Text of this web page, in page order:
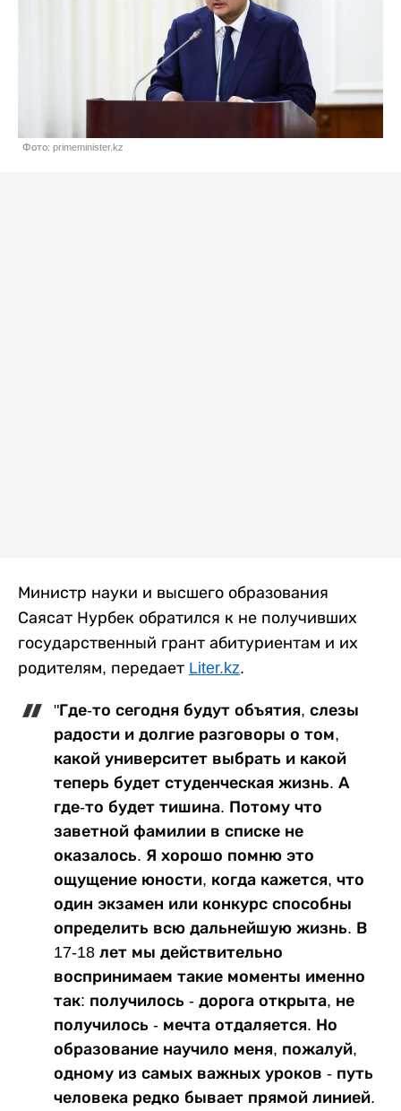
Фото: primeminister.kz
Министр науки и высшего образования
Саясат Нурбек обратился к не получивших
государственный грант абитуриентам и их
родителям, передает Liter.kz.
"Где-то сегодня будут объятия, слезы
радости и долгие разговоры о том,
какой университет выбрать и какой
теперь будет студенческая жизнь. А
где-то будет тишина. Потому что
заветной фамилии в списке не
оказалось. Я хорошо помню это
ощущение юности, когда кажется, что
один экзамен или конкурс способны
определить всю дальнейшую жизнь. В
17-18 лет мы действительно
воспринимаем такие моменты именно
так: получилось - дорога открыта, не
получилось - мечта отдаляется. Но
образование научило меня, пожалуй,
одному из самых важных уроков - путь
человека редко бывает прямой линией.